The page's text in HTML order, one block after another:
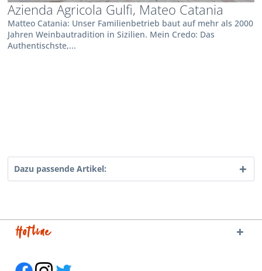
Azienda Agricola Gulfi, Mateo Catania
Matteo Catania: Unser Familienbetrieb baut auf mehr als 2000
Jahren Weinbautradition in Sizilien. Mein Credo: Das
Authentischste,...
Dazu passende Artikel:
Hotline